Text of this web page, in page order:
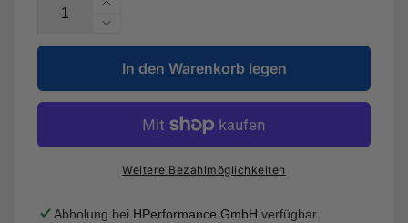
Erhöhe
die
Menge
für
DB8849RP
-
Brake
Pads
Race
Verringere
die
Menge
für
DB8849RP
Brake
Pads
In den Warenkorb legen
Weitere Bezahlmöglichkeiten
Abholung bei HPerformance GmbH verfügbar